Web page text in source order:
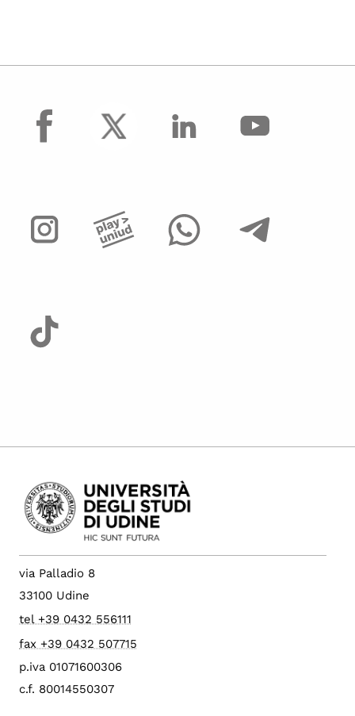
facebook
via Palladio 8
33100 Udine
tel +39 0432 556111
fax +39 0432 507715
p.iva 01071600306
c.f. 80014550307